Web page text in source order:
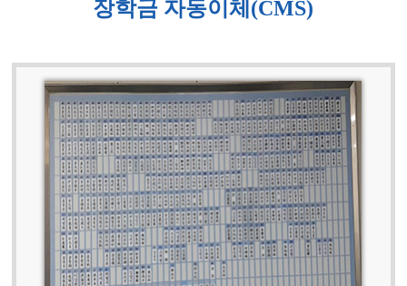
장학금 자동이체(CMS)